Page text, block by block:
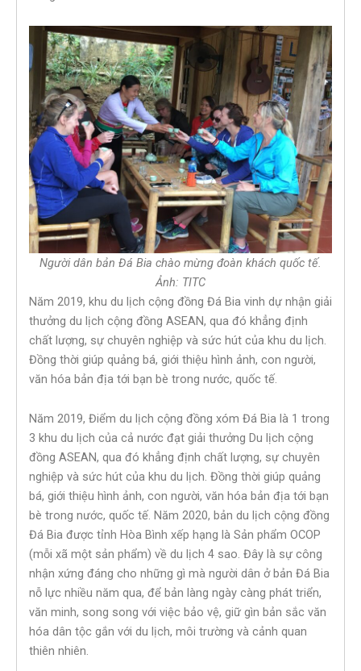
Người dân bản Đá Bia chào mừng đoàn khách quốc tế.
Ảnh: TITC
Năm 2019, khu du lịch cộng đồng Đá Bia vinh dự nhận giải
thưởng du lịch cộng đồng ASEAN, qua đó khẳng định
chất lượng, sự chuyên nghiệp và sức hút của khu du lịch.
Đồng thời giúp quảng bá, giới thiệu hình ảnh, con người,
văn hóa bản địa tới bạn bè trong nước, quốc tế.
Năm 2019, Điểm du lịch cộng đồng xóm Đá Bia là 1 trong
3 khu du lịch của cả nước đạt giải thưởng Du lịch cộng
đồng ASEAN, qua đó khẳng định chất lượng, sự chuyên
nghiệp và sức hút của khu du lịch. Đồng thời giúp quảng
bá, giới thiệu hình ảnh, con người, văn hóa bản địa tới bạn
bè trong nước, quốc tế. Năm 2020, bản du lịch cộng đồng
Đá Bia được tỉnh Hòa Bình xếp hạng là Sản phẩm OCOP
(mỗi xã một sản phẩm) về du lịch 4 sao. Đây là sự công
nhận xứng đáng cho những gì mà người dân ở bản Đá Bia
nỗ lực nhiều năm qua, để bản làng ngày càng phát triển,
văn minh, song song với việc bảo vệ, giữ gìn bản sắc văn
hóa dân tộc gắn với du lịch, môi trường và cảnh quan
thiên nhiên.